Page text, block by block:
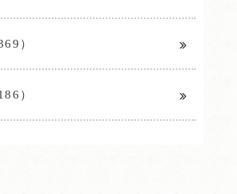
）
）